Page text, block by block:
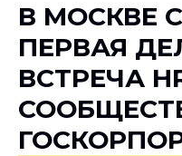
В МОСКВЕ
ПЕРВАЯ
ВСТРЕЧА